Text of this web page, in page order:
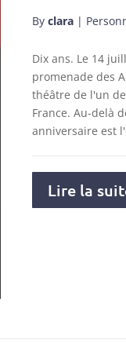
By clara |
Dix ans. Le 14
promenade des
théâtre de l'un
France. Au-delà
anniversaire est
Lire la